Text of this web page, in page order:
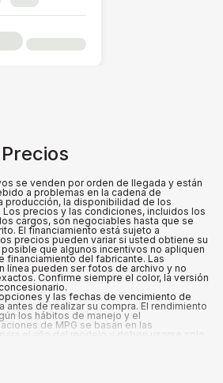
se venden por orden de llegada y están
a problemas en la cadena de
producción, la disponibilidad de los
precios y las condiciones, incluidos los
cargos, son negociables hasta que se
El financiamiento está sujeto a
precios pueden variar si usted obtiene su
que algunos incentivos no apliquen
financiamiento del fabricante. Las
línea pueden ser fotos de archivo y no
Confirme siempre el color, la versión
y las fechas de vencimiento de
antes de realizar su compra. El rendimiento
los hábitos de manejo y el
de MPG se basan en las
el año del modelo y deben usarse solo